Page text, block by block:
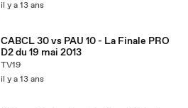
il y a 13 ans
CABCL 30 vs PAU 10 - La Finale PRO
D2 du 19 mai 2013
TV19
il y a 13 ans